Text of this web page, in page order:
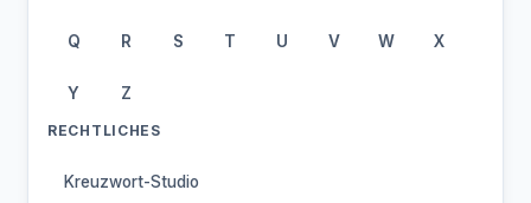
Q R S T U V W X
Y Z
RECHTLICHES
Kreuzwort-Studio